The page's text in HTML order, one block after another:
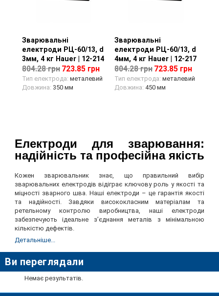
Перегляд товару
Зварювальні
електроди РЦ-60/13, d
3мм, 4 кг Hauer | 12-214
804.28 грн 723.85 грн
Тип електрода: металевий
Довжина: 350 мм
Перегляд товару
Зварювальні
електроди РЦ-60/13, d
4мм, 4 кг Hauer | 12-217
804.28 грн 723.85 грн
Тип електрода: металевий
Довжина: 450 мм
Електроди для зварювання:
надійність та професійна якість
Кожен зварювальник знає, що правильний вибір
зварювальних електродів відіграє ключову роль у якості та
міцності зварного шва. Наші електроди – це гарантія якості
та надійності. Завдяки висококласним матеріалам та
ретельному контролю виробництва, наші електроди
забезпечують ідеальне з’єднання металів з мінімальною
кількістю дефектів.
Види зварювальних
електродів: підберіть під ваше
завдання
Детальніше...
Ви переглядали
Немає результатів.